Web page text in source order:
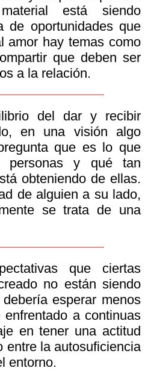
está siendo
de oportunidades que
amor hay temas como
que deben ser
a la relación.
del dar y recibir
en una visión algo
que es lo que
personas y qué tan
obteniendo de ellas.
de alguien a su lado,
se trata de una
que ciertas
no están siendo
esperar menos
a continuas
en tener una actitud
entre la autosuficiencia
entorno.